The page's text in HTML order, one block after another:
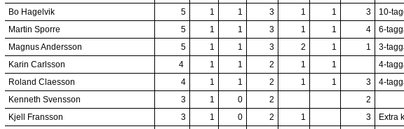
Bo Hagelvik
5 1 1 3 1 1 3
10-
Martin Sporre
5 1 1 3 1 1 4
6-
Magnus Andersson
5 1 1 3 2 1 1
3-
Karin Carlsson
4 1 1 2 1 1
4-
Roland Claesson
4 1 1 2 1 1 3
4-
Kenneth Svensson
3 1 0 2
2
Kjell Fransson
3 1 0 2 1 3
Extra